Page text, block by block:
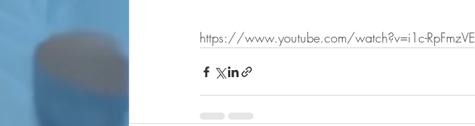
https://www.youtube.com/watch?v=i1c-RpFmzVE